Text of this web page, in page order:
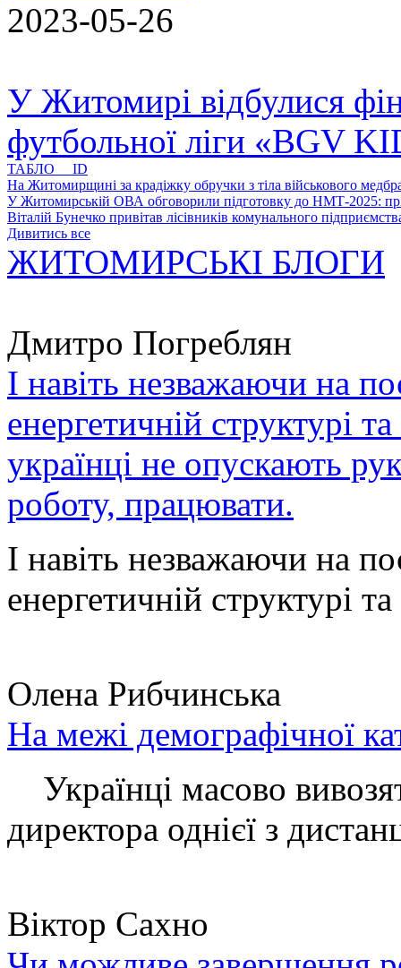
2023-05-26
У Житомирі відбулися
футбольної ліги «BGV
ТАБЛО ID
На Житомирщині за крадіжку обручки з тіла військового
У Житомирській ОВА обговорили підготовку до НМТ-2025:
Віталій Бунечко привітав лісівників комунального
Дивитись все
ЖИТОМИРСЬКІ БЛОГИ
Дмитро Погреблян
І навіть незважаючи на
енергетичній структурі
українці не опускають
роботу, працювати.
І навіть незважаючи на
енергетичній структурі
Олена Рибчинська
На межі демографічної
Українці масово
директора однієї з
Віктор Сахно